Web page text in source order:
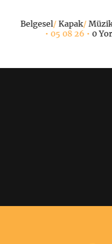
Belgesel/ Kapak/
• 05 08 26 • 0